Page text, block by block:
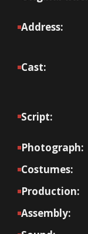
Address:
Cast:
Script:
Photograph:
Costumes:
Production:
Assembly: